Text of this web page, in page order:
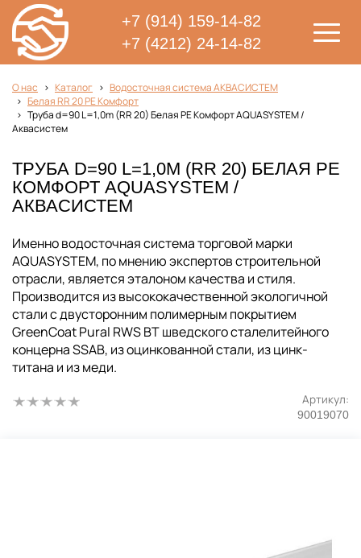
+7 (914) 159-14-82
+7 (4212) 24-14-82
О нас Каталог
Водосточная система АКВАСИСТЕМ
Белая RR 20 PE Комфорт
Труба d=90 L=1,0m (RR 20) Белая PE Комфорт AQUASYSTEM /
Аквасистем
ТРУБА D=90 L=1,0M (RR 20) БЕЛАЯ PE
КОМФОРТ AQUASYSTEM /
АКВАСИСТЕМ
Именно водосточная система торговой марки
AQUASYSTEM, по мнению экспертов строительной
отрасли, является эталоном качества и стиля.
Производится из высококачественной экологичной
стали с двусторонним полимерным покрытием
GreenCoat Pural RWS BT шведского сталелитейного
концерна SSAB, из оцинкованной стали, из цинк-
титана и из меди.
Артикул:
90019070